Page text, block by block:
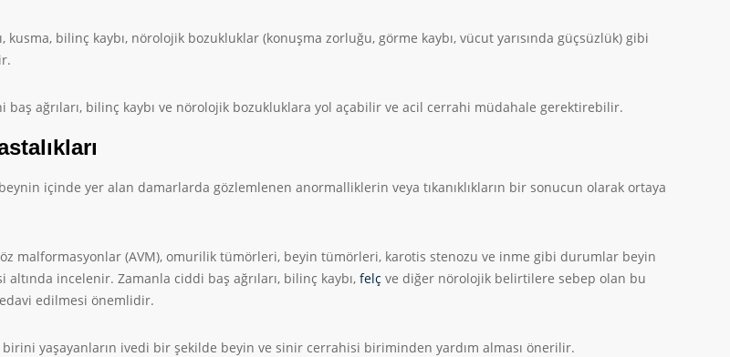
kusma, bilinç kaybı, nörolojik bozukluklar (konuşma zorluğu, görme kaybı, vücut yarısında güçsüzlük) gibi
ağrıları, bilinç kaybı ve nörolojik bozukluklara yol açabilir ve acil cerrahi müdahale gerektirebilir.
içinde yer alan damarlarda gözlemlenen anormalliklerin veya tıkanıklıkların bir sonucun olarak ortaya
malformasyonlar (AVM), omurilik tümörleri, beyin tümörleri, karotis stenozu ve inme gibi durumlar beyin
altında incelenir. Zamanla ciddi baş ağrıları, bilinç kaybı, felç ve diğer nörolojik belirtilere sebep olan bu
edilmesi önemlidir.
yaşayanların ivedi bir şekilde beyin ve sinir cerrahisi biriminden yardım alması önerilir.